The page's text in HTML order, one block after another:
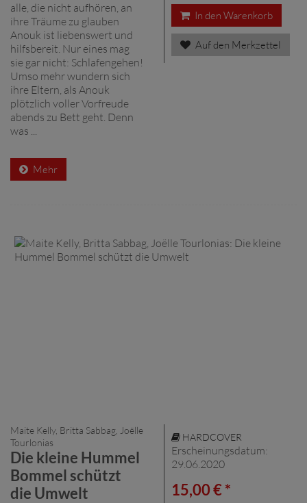
alle, die nicht aufhören, an
ihre Träume zu glauben
Anouk ist liebenswert und
hilfsbereit. Nur eines mag
sie gar nicht: Schlafengehen!
Umso mehr wundern sich
ihre Eltern, als Anouk
plötzlich voller Vorfreude
abends zu Bett geht. Denn
was ...
Mehr
In den Warenkorb
Auf den Merkzettel
Maite Kelly, Britta Sabbag, Joëlle
Tourlonias
Die kleine Hummel
Bommel schützt
die Umwelt
HARDCOVER
Erscheinungsdatum:
29.06.2020
15,00 € *